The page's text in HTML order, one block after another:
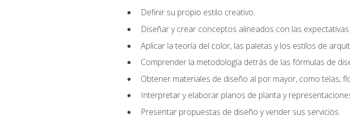
Definir su propio estilo creativo.
Diseñar y crear conceptos alineados con las
Aplicar la teoría del color, las paletas y los estilos de
Comprender la metodología detrás de las fórmulas de
Obtener materiales de diseño al por mayor, como telas,
Interpretar y elaborar planos de planta y
Presentar propuestas de diseño y vender sus servicios.